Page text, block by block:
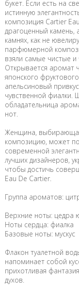
букет. Если есть на
истинную
композиция Cartier
драгоценный камень,
камнях, как не
парфюмерной
взяли самые чистые
Открывается аромат
японского
апельсиновый
чувственной фиалки.
обладательница
нот.
Женщина,
композицию, может
современной
лучших дизайнеров,
чтобы достичь
Eau De Cartier.
Группа ароматов:
Верхние ноты: цедра
Ноты сердца: фиалка
Базовые ноты: мускус
Флакон туалетной
напоминает собой
прихотливая
духов.